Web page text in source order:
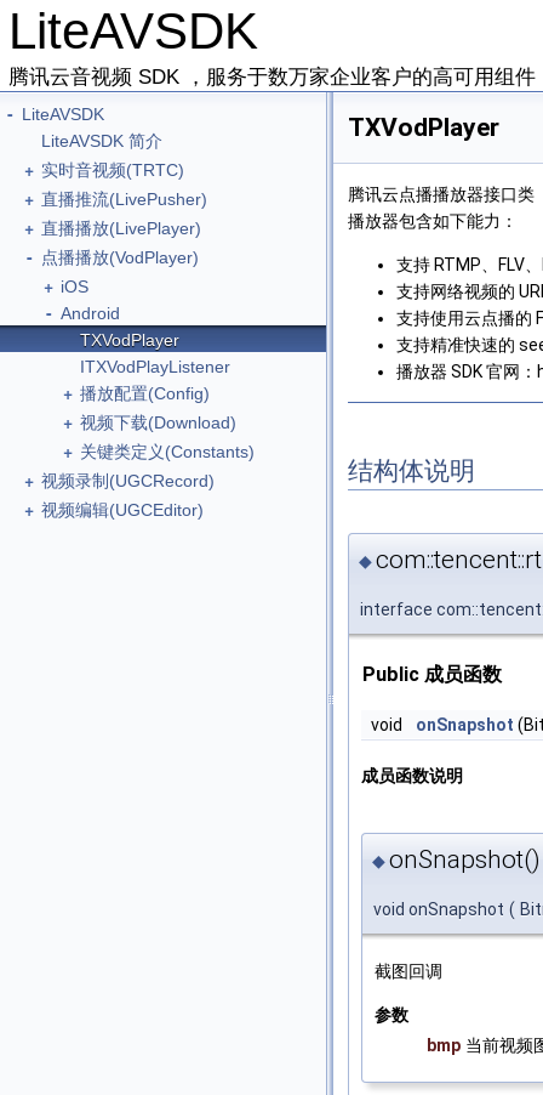
LiteAVSDK
腾讯云音视频 SDK ，服务于数万家企业客户的高可用组
- LiteAVSDK
LiteAVSDK 简介
+ 实时音视频(TRTC)
+ 直播推流(LivePusher)
+ 直播播放(LivePlayer)
- 点播播放(VodPlayer)
+ iOS
- Android
TXVodPlayer
ITXVodPlayListener
+ 播放配置(Config)
+ 视频下载(Download)
+ 关键类定义(Constants)
+ 视频录制(UGCRecord)
+ 视频编辑(UGCEditor)
TXVodPlayer
腾讯云点播播放器接口类
播放器包含如下能力：
支持 RTMP、FLV
支持网络视频的
支持使用云点播的
支持精准快速的
播放器 SDK 官网
结构体说明
◆
interface
Public 成员函数
void onSnapshot
成员函数说明
◆onSnapshot()
void onSnapshot (
截图回调
参数
bmp 当前视频